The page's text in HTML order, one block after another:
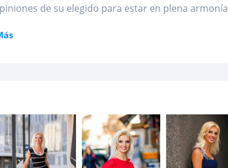
de su elegido para estar en plena armonía